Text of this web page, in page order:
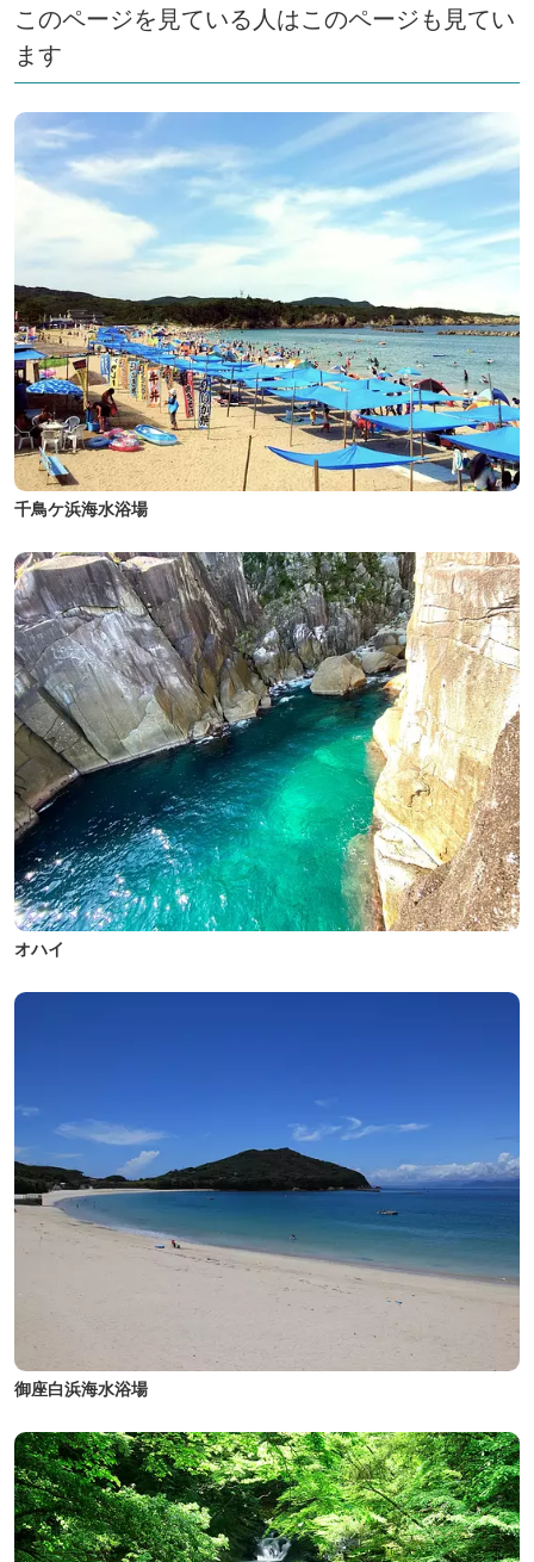
このページを見ている人はこのページも見てい
ます
千鳥ケ浜海水浴場
オハイ
御座白浜海水浴場